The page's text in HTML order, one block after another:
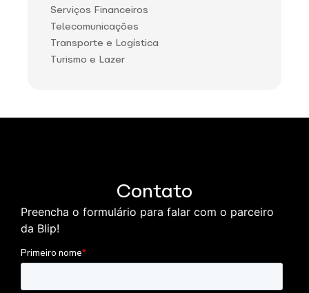
Serviços Financeiros
Telecomunicações
Transporte e Logística
Turismo e Lazer
Contato
Preencha o formulário para falar com o parceiro
da Blip!